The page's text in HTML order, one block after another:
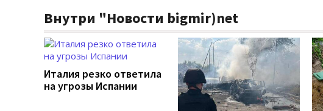
Внутри "Новости bigmir)net
Италия резко ответила
на угрозы Испании